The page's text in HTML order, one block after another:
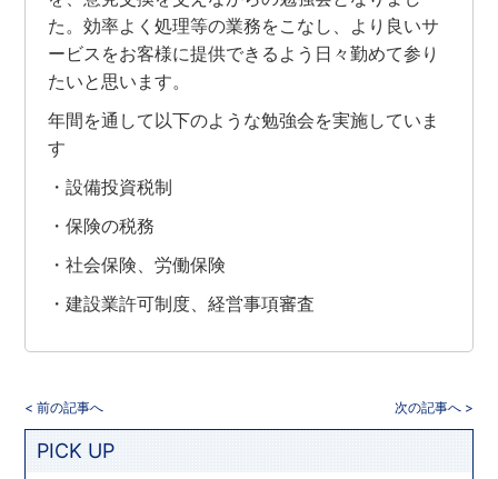
た。効率よく処理等の業務をこなし、より良いサ
ービスをお客様に提供できるよう日々勤めて参り
たいと思います。
年間を通して以下のような勉強会を実施していま
す
・設備投資税制
・保険の税務
・社会保険、労働保険
・建設業許可制度、経営事項審査
< 前の記事へ 次の記事へ >
PICK UP